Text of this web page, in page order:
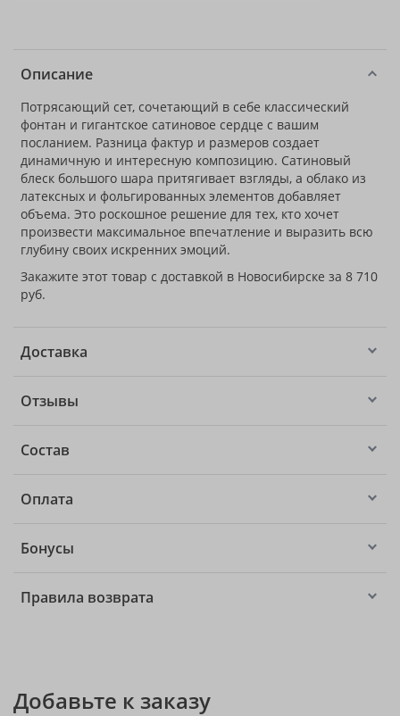
Описание
Потрясающий сет, сочетающий в себе классический
фонтан и гигантское сатиновое сердце с вашим
посланием. Разница фактур и размеров создает
динамичную и интересную композицию. Сатиновый
блеск большого шара притягивает взгляды, а облако из
латексных и фольгированных элементов добавляет
объема. Это роскошное решение для тех, кто хочет
произвести максимальное впечатление и выразить всю
глубину своих искренних эмоций.
Закажите этот товар с доставкой в Новосибирске за 8 710
руб.
Доставка
Отзывы
Состав
Оплата
Бонусы
Правила возврата
Добавьте к заказу